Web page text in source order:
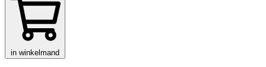
in winkelmand